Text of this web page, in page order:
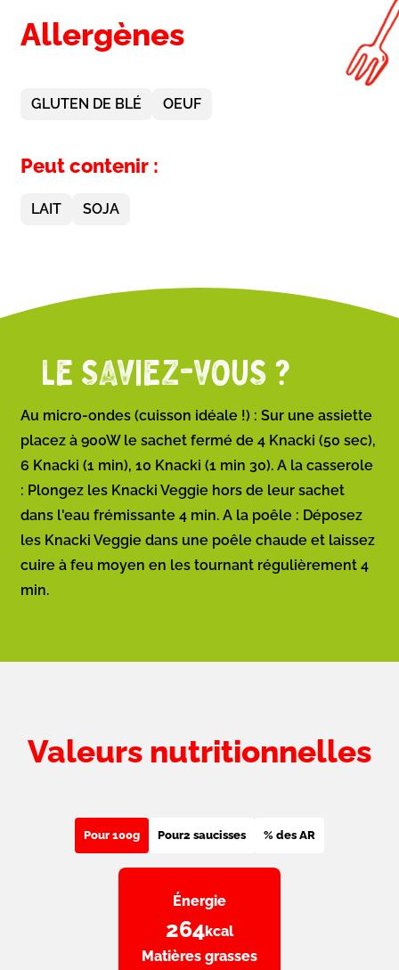
Allergènes
GLUTEN DE BLÉ OEUF
Peut contenir :
LAIT SOJA
LE SAVIEZ-VOUS ?
Au micro-ondes (cuisson idéale !) : Sur une assiette
placez à 900W le sachet fermé de 4 Knacki (50 sec),
6 Knacki (1 min), 10 Knacki (1 min 30). A la casserole
: Plongez les Knacki Veggie hors de leur sachet
dans l'eau frémissante 4 min. A la poêle : Déposez
les Knacki Veggie dans une poêle chaude et laissez
cuire à feu moyen en les tournant régulièrement 4
min.
Valeurs nutritionnelles
Pour 100g Pour2 saucisses % des AR
Énergie
264kcal
Matières grasses